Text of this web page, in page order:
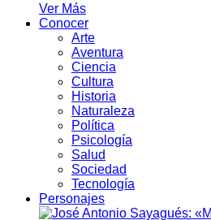
Ver Más
Conocer
Arte
Aventura
Ciencia
Cultura
Historia
Naturaleza
Política
Psicología
Salud
Sociedad
Tecnología
Personajes